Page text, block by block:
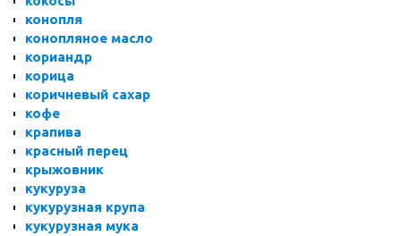
конопля
конопляное масло
кориандр
корица
коричневый сахар
кофе
крапива
красный перец
крыжовник
кукуруза
кукурузная крупа
кукурузная мука